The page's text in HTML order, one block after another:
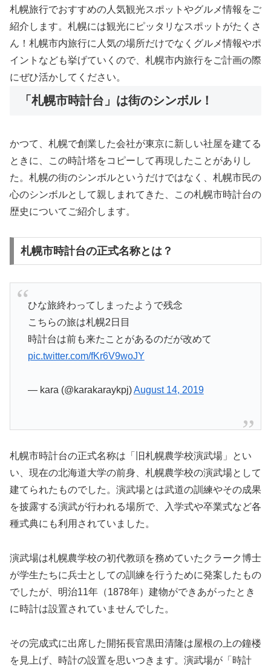
札幌旅行でおすすめの人気観光スポットやグルメ情報をご
紹介します。札幌には観光にピッタリなスポットがたくさ
ん！札幌市内旅行に人気の場所だけでなくグルメ情報やポ
イントなども挙げていくので、札幌市内旅行をご計画の際
にぜひ活かしてください。
「札幌市時計台」は街のシンボル！
かつて、札幌で創業した会社が東京に新しい社屋を建てる
ときに、この時計塔をコピーして再現したことがありし
た。札幌の街のシンボルというだけではなく、札幌市民の
心のシンボルとして親しまれてきた、この札幌市時計台の
歴史についてご紹介します。
札幌市時計台の正式名称とは？
ひな旅終わってしまったようで残念
こちらの旅は札幌2日目
時計台は前も来たことがあるのだが改めて
pic.twitter.com/fKr6V9woJY
— kara (@karakaraykpj)August 14, 2019
札幌市時計台の正式名称は「旧札幌農学校演武場」とい
い、現在の北海道大学の前身、札幌農学校の演武場として
建てられたものでした。演武場とは武道の訓練やその成果
を披露する演武が行われる場所で、入学式や卒業式など各
種式典にも利用されていました。
演武場は札幌農学校の初代教頭を務めていたクラーク博士
が学生たちに兵士としての訓練を行うために発案したもの
でしたが、明治11年（1878年）建物ができあがったとき
に時計は設置されていませんでした。
その完成式に出席した開拓長官黒田清隆は屋根の上の鐘楼
を見上げ、時計の設置を思いつきます。演武場が「時計